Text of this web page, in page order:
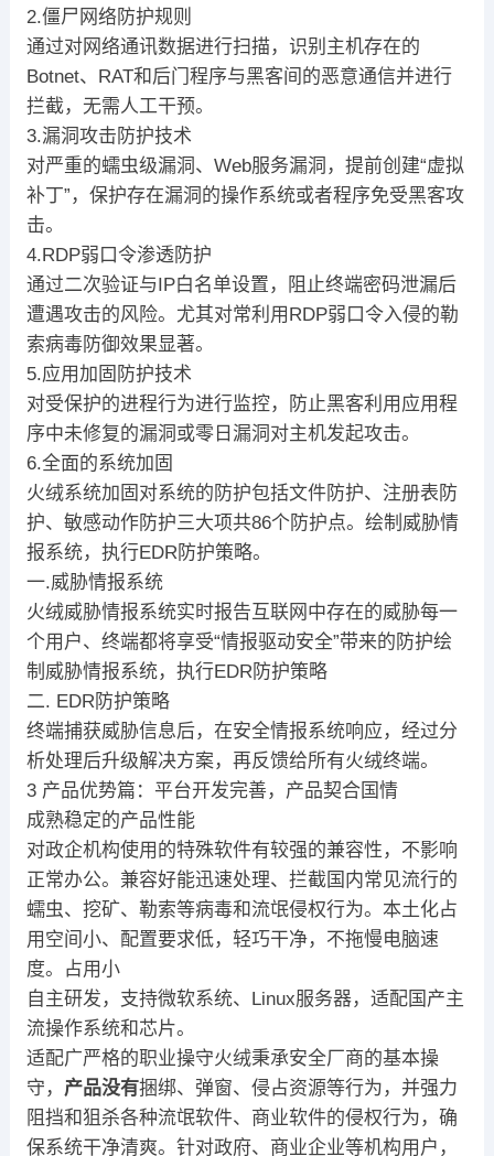
2.僵尸网络防护规则
通过对网络通讯数据进行扫描，识别主机存在的
Botnet、RAT和后门程序与黑客间的恶意通信并进行
拦截，无需人工干预。
3.漏洞攻击防护技术
对严重的蠕虫级漏洞、Web服务漏洞，提前创建“虚拟
补丁”，保护存在漏洞的操作系统或者程序免受黑客攻
击。
4.RDP弱口令渗透防护
通过二次验证与IP白名单设置，阻止终端密码泄漏后
遭遇攻击的风险。尤其对常利用RDP弱口令入侵的勒
索病毒防御效果显著。
5.应用加固防护技术
对受保护的进程行为进行监控，防止黑客利用应用程
序中未修复的漏洞或零日漏洞对主机发起攻击。
6.全面的系统加固
火绒系统加固对系统的防护包括文件防护、注册表防
护、敏感动作防护三大项共86个防护点。绘制威胁情
报系统，执行EDR防护策略。
一.威胁情报系统
火绒威胁情报系统实时报告互联网中存在的威胁每一
个用户、终端都将享受“情报驱动安全”带来的防护绘
制威胁情报系统，执行EDR防护策略
二. EDR防护策略
终端捕获威胁信息后，在安全情报系统响应，经过分
析处理后升级解决方案，再反馈给所有火绒终端。
3 产品优势篇：平台开发完善，产品契合国情
成熟稳定的产品性能
对政企机构使用的特殊软件有较强的兼容性，不影响
正常办公。兼容好能迅速处理、拦截国内常见流行的
蠕虫、挖矿、勒索等病毒和流氓侵权行为。本土化占
用空间小、配置要求低，轻巧干净，不拖慢电脑速
度。占用小
自主研发，支持微软系统、Linux服务器，适配国产主
流操作系统和芯片。
适配广严格的职业操守火绒秉承安全厂商的基本操
守， 产品没有捆绑、弹窗、侵占资源等行为，并强力
阻挡和狙杀各种流氓软件、商业软件的侵权行为，确
保系统干净清爽。针对政府、商业企业等机构用户，